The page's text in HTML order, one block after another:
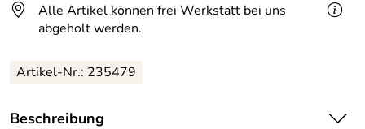
Alle Artikel können frei Werkstatt bei uns
abgeholt werden.
Artikel-Nr.: 235479
Beschreibung